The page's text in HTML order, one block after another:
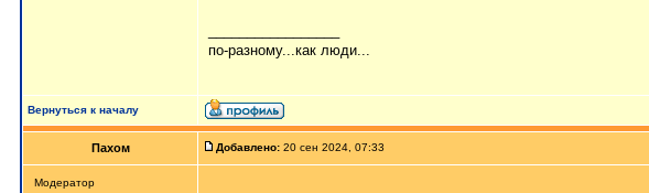
по-разному...как люди...
Вернуться к началу
Пахом Добавлено: 20 сен 2024, 07:33
Мoдератор